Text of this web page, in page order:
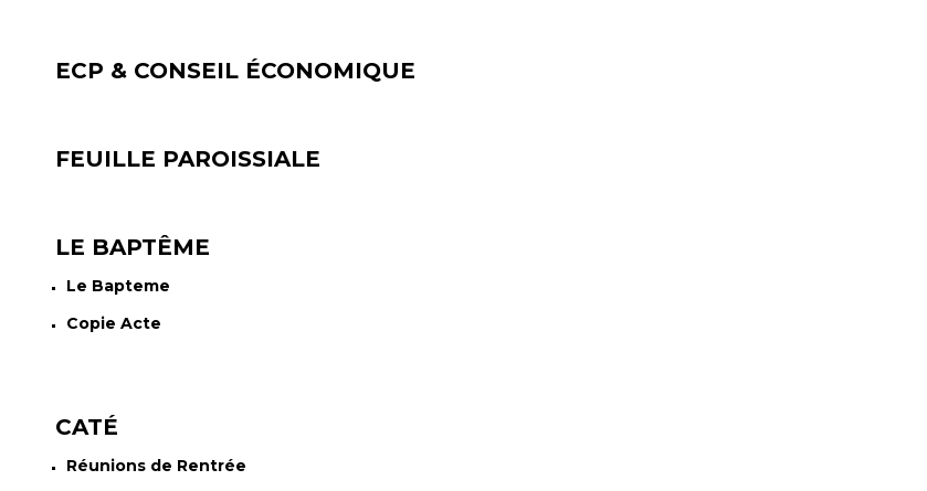
ECP & CONSEIL ÉCONOMIQUE
FEUILLE PAROISSIALE
LE BAPTÊME
Le Bapteme
Copie Acte
CATÉ
Réunions de Rentrée